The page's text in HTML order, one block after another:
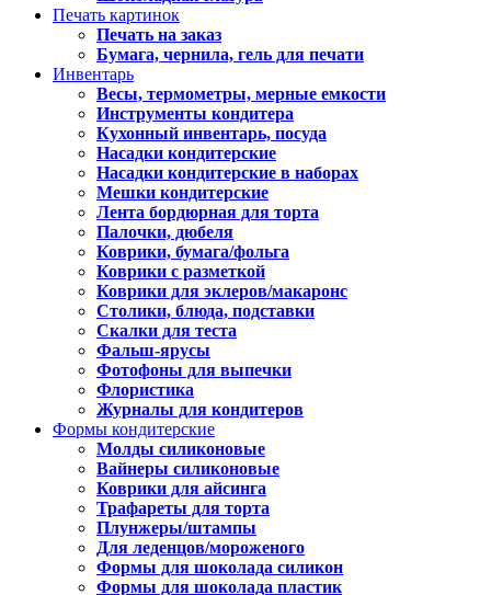
Печать картинок
Печать на заказ
Бумага, чернила, гель для печати
Инвентарь
Весы, термометры, мерные емкости
Инструменты кондитера
Кухонный инвентарь, посуда
Насадки кондитерские
Насадки кондитерские в наборах
Мешки кондитерские
Лента бордюрная для торта
Палочки, дюбеля
Коврики, бумага/фольга
Коврики с разметкой
Коврики для эклеров/макаронс
Столики, блюда, подставки
Скалки для теста
Фальш-ярусы
Фотофоны для выпечки
Флористика
Журналы для кондитеров
Формы кондитерские
Молды силиконовые
Вайнеры силиконовые
Коврики для айсинга
Трафареты для торта
Плунжеры/штампы
Для леденцов/мороженого
Формы для шоколада силикон
Формы для шоколада пластик